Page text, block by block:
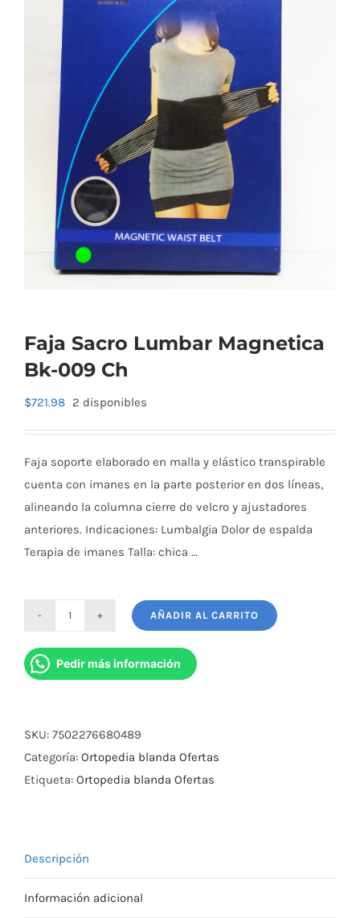
Faja Sacro Lumbar Magnetica
Bk-009 Ch
$721.98 2 disponibles
Faja soporte elaborado en malla y elástico transpirable
cuenta con imanes en la parte posterior en dos líneas,
alineando la columna cierre de velcro y ajustadores
anteriores. Indicaciones: Lumbalgia Dolor de espalda
Terapia de imanes Talla: chica …
Sacro
Lumbar
009
Ch
cantidad
AÑADIR AL CARRITO
Pedir más información
SKU: 7502276680489
Categoría: Ortopedia blanda Ofertas
Etiqueta: Ortopedia blanda Ofertas
Descripción
Información adicional